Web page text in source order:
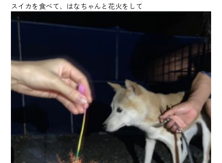
スイカを食べて、はなちゃんと花火をして